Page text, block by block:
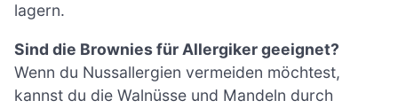
lagern.
Sind die Brownies für Allergiker geeignet?
Wenn du Nussallergien vermeiden möchtest,
kannst du die Walnüsse und Mandeln durch